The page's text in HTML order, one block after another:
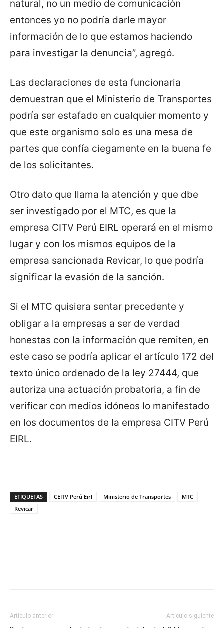
natural, no un medio de comunicación
entonces yo no podría darle mayor
información de lo que estamos haciendo
para investigar la denuncia”, agregó.
Las declaraciones de esta funcionaria
demuestran que el Ministerio de Transportes
podría ser estafado en cualquier momento y
que este organismo solo es una mesa de
partes que confía ciegamente en la buena fe
de los solicitantes.
Otro dato que llama la atención y que dbe
ser investigado por el MTC, es que la
empresa CITV Perú EIRL operará en el mismo
lugar y con los mismos equipos de la
empresa sancionada Revicar, lo que podría
significar la evasión de la sanción.
Si el MTC quisiera sentar precedente y
obligar a la empresas a ser de verdad
honestas con la información que remiten, en
este caso se podría aplicar el artículo 172 del
texto único ordenado de la ley 27444, que
autoriza una actuación probatoria, a fin de
verificar con medios idóneos lo manifestado
en los documentos de la empresa CITV Perú
EIRL.
ETIQUETAS CEITV Perú Eirl Ministerio de Transportes
MTC
Revicar
Artículo anterior Artículo siguiente